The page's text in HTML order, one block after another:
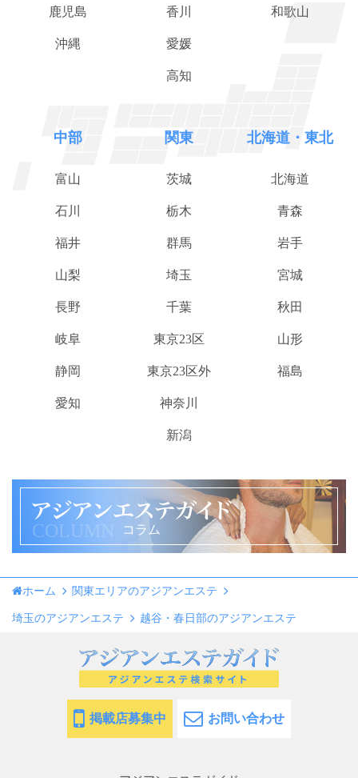
鹿児島
沖縄
香川
愛媛
高知
和歌山
中部
富山
石川
福井
山梨
長野
岐阜
静岡
愛知
関東
茨城
栃木
群馬
埼玉
千葉
東京23区
東京23区外
神奈川
新潟
北海道・東北
北海道
青森
岩手
宮城
秋田
山形
福島
COLUMN コラム
ホーム 関東エリアのアジアンエステ
埼玉のアジアンエステ 越谷・春日部のアジアンエステ
掲載店募集中 お問い合わせ